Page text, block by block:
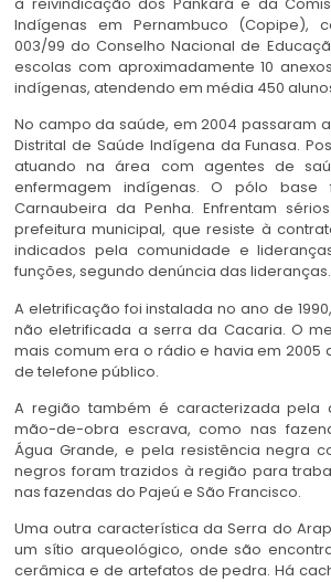
Indígenas em Pernambuco (Copipe),
003/99 do Conselho Nacional de
escolas com aproximadamente 10
indígenas, atendendo em média 450
No campo da saúde, em 2004 passaram
Distrital de Saúde Indígena da Funasa.
atuando na área com agentes de
enfermagem indígenas. O pólo base
Carnaubeira da Penha. Enfrentam
prefeitura municipal, que resiste à
indicados pela comunidade e
funções, segundo denúncia das lideranças.
A eletrificação foi instalada no ano de
não eletrificada a serra da Cacaria. O
mais comum era o rádio e havia em 2005
de telefone público.
A região também é caracterizada pela
mão-de-obra escrava, como nas
Água Grande, e pela resistência negra
negros foram trazidos à região para
nas fazendas do Pajeú e São Francisco.
Uma outra característica da Serra do
um sítio arqueológico, onde são
cerâmica e de artefatos de pedra. Há